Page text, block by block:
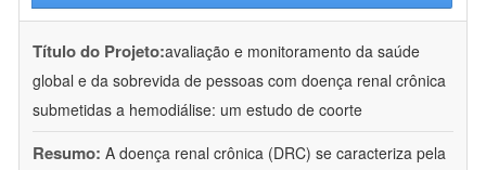
Título do Projeto:avaliação e monitoramento da saúde
global e da sobrevida de pessoas com doença renal crônica
submetidas a hemodiálise: um estudo de coorte
Resumo: A doença renal crônica (DRC) se caracteriza pela